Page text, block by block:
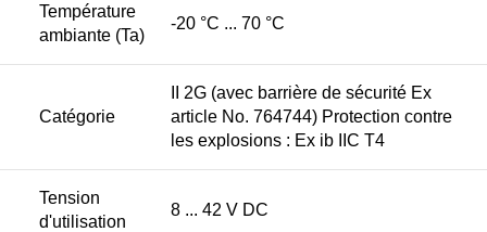
Température
ambiante (Ta)
-20 °C ... 70 °C
Catégorie
II 2G (avec barrière de sécurité Ex
article No. 764744) Protection contre
les explosions : Ex ib IIC T4
Tension
d'utilisation
8 ... 42 V DC